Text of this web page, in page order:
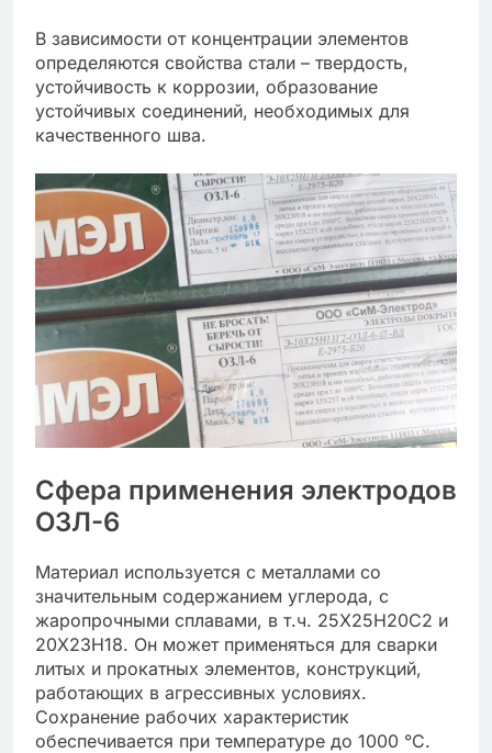
В зависимости от концентрации элементов
определяются свойства стали – твердость,
устойчивость к коррозии, образование
устойчивых соединений, необходимых для
качественного шва.
Сфера применения электродов
ОЗЛ-6
Материал используется с металлами со
значительным содержанием углерода, с
жаропрочными сплавами, в т.ч. 25Х25Н20С2 и
20Х23Н18. Он может применяться для сварки
литых и прокатных элементов, конструкций,
работающих в агрессивных условиях.
Сохранение рабочих характеристик
обеспечивается при температуре до 1000 °С.